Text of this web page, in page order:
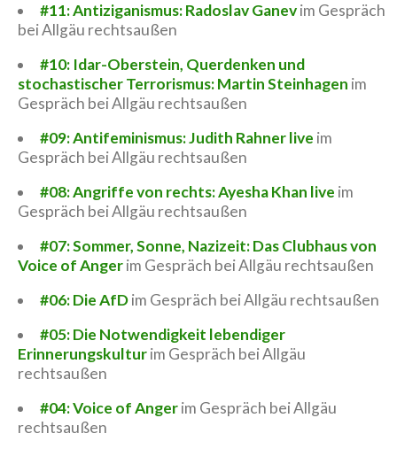
#11: Antiziganismus: Radoslav Ganevim Gespräch
bei Allgäu rechtsaußen
#10: Idar-Oberstein, Querdenken und
stochastischer Terrorismus: Martin Steinhagen im
Gespräch bei Allgäu rechtsaußen
#09: Antifeminismus: Judith Rahner live im
Gespräch bei Allgäu rechtsaußen
#08: Angriffe von rechts: Ayesha Khan live im
Gespräch bei Allgäu rechtsaußen
#07: Sommer, Sonne, Nazizeit: Das Clubhaus von
Voice of Angerim Gespräch bei Allgäu rechtsaußen
#06: Die AfDim Gespräch bei Allgäu rechtsaußen
#05: Die Notwendigkeit lebendiger
Erinnerungskulturim Gespräch bei Allgäu
rechtsaußen
#04: Voice of Angerim Gespräch bei Allgäu
rechtsaußen